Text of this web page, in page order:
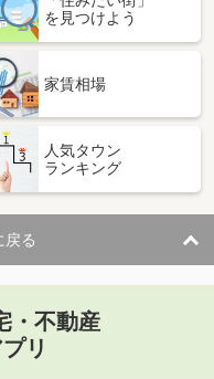
を見つけよう
家賃相場
人気タウン
ランキング
戻る
・不動産
リ